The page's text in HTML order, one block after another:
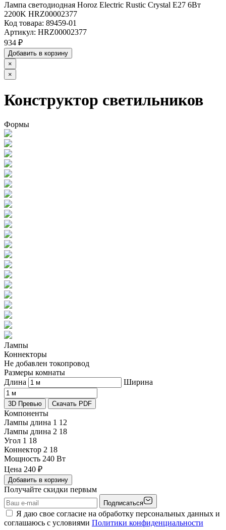
Лампа светодиодная Horoz Electric Rustic Crystal E27 6Вт
2200K HRZ00002377
Код товара: 89459-01
Артикул: HRZ00002377
934 ₽
Добавить в корзину
×
×
Конструктор светильников
Формы
Лампы
Коннекторы
Не добавлен токопровод
Размеры комнаты
Длина
Ширина
3D Превью Скачать PDF
Компоненты
Лампы длина 1 12
Лампы длина 2 18
Угол 1 18
Коннектор 2 18
Мощность 240 Вт
Цена 240 ₽
Добавить в корзину
Получайте скидки первым
Подписаться
Я даю свое согласие на обработку персональных данных и
соглашаюсь с условиями Политики конфиденциальности